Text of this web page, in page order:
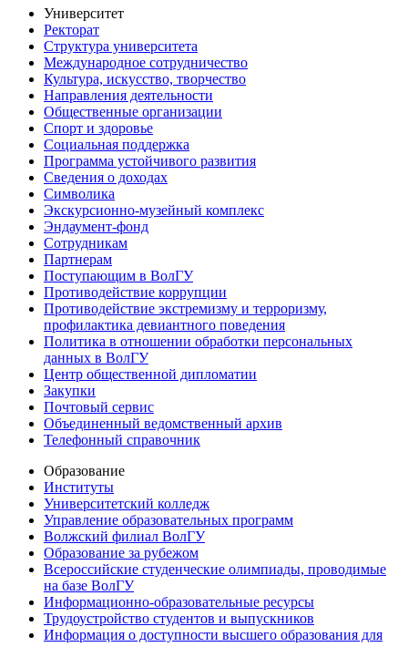
Университет
Ректорат
Структура университета
Международное сотрудничество
Культура, искусство, творчество
Направления деятельности
Общественные организации
Спорт и здоровье
Социальная поддержка
Программа устойчивого развития
Сведения о доходах
Символика
Экскурсионно-музейный комплекс
Эндаумент-фонд
Сотрудникам
Партнерам
Поступающим в ВолГУ
Противодействие коррупции
Противодействие экстремизму и терроризму,
профилактика девиантного поведения
Политика в отношении обработки персональных
данных в ВолГУ
Центр общественной дипломатии
Закупки
Почтовый сервис
Объединенный ведомственный архив
Телефонный справочник
Образование
Институты
Университетский колледж
Управление образовательных программ
Волжский филиал ВолГУ
Образование за рубежом
Всероссийские студенческие олимпиады, проводимые
на базе ВолГУ
Информационно-образовательные ресурсы
Трудоустройство студентов и выпускников
Информация о доступности высшего образования для